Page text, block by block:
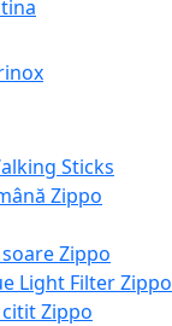
Sticks
Zippo
Zippo
Light Filter Zippo
Zippo